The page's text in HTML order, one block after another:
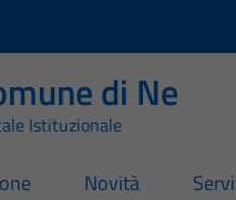
di Ne
Istituzionale
Novità